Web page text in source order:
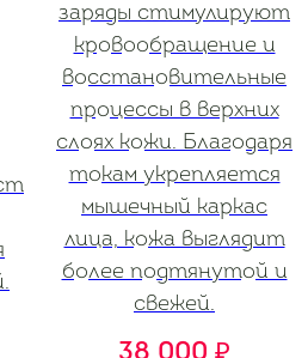
заряды стимулируют
кровообращение и
восстановительные
процессы в верхних
слоях кожи. Благодаря
токам укрепляется
мышечный каркас
лица, кожа выглядит
более подтянутой и
свежей.